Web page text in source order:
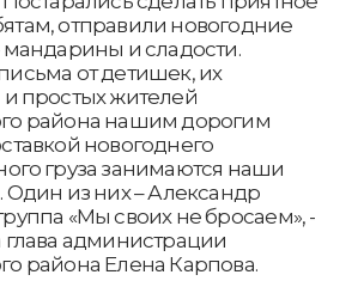
отправили новогодние
мандарины и сладости.
от детишек, их
простых жителей
района нашим дорогим
новогоднего
груза занимаются наши
Один из них – Александр
«Мы своих не бросаем», -
глава администрации
района Елена Карпова.